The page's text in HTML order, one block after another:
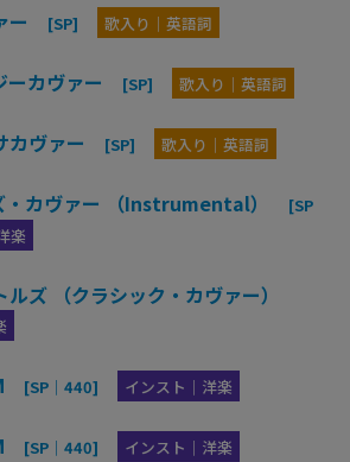
ー [SP] 歌入り｜英語詞
カヴァー [SP] 歌入り｜英語詞
カヴァー [SP] 歌入り｜英語詞
カヴァー （Instrumental）
[SP
楽
ズ （クラシック・カヴァー）
[SP｜440] インスト｜洋楽
[SP｜440] インスト｜洋楽